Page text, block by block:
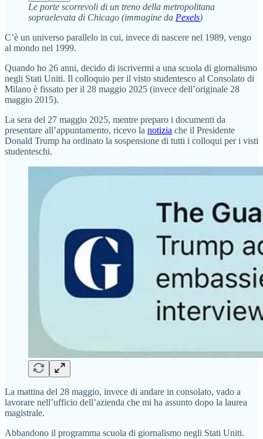
Le porte scorrevoli di un treno della metropolitana
sopraelevata di Chicago (immagine da Pexels)
C’è un universo parallelo in cui, invece di nascere nel 1989, vengo
al mondo nel 1999.
Quando ho 26 anni, decido di iscrivermi a una scuola di giornalismo
negli Stati Uniti. Il colloquio per il visto studentesco al Consolato di
Milano è fissato per il 28 maggio 2025 (invece dell’originale 28
maggio 2015).
La sera del 27 maggio 2025, mentre preparo i documenti da
presentare all’appuntamento, ricevo la notizia che il Presidente
Donald Trump ha ordinato la sospensione di tutti i colloqui per i visti
studenteschi.
La mattina del 28 maggio, invece di andare in consolato, vado a
lavorare nell’ufficio dell’azienda che mi ha assunto dopo la laurea
magistrale.
Abbandono il programma scuola di giornalismo negli Stati Uniti.